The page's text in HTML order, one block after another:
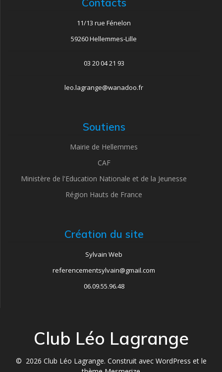
11/13 rue Fénelon
59260 Hellemmes-Lille
03 20 04 21 93
leo.lagrange@wanadoo.fr
Soutiens
Mairie de Hellemmes
CAF
Ministère de l'Education Nationale et de la Jeunesse
Région Hauts de France
Création du site
Sylvain Web
referencementsylvain@gmail.com
06.09.55.96.48
Club Léo Lagrange
© 2026 Club Léo Lagrange. Construit avec WordPress et le